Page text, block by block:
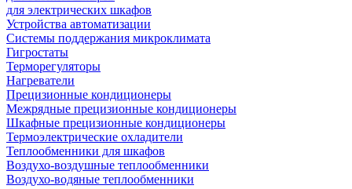
для электрических шкафов
Устройства автоматизации
Системы поддержания микроклимата
Гигростаты
Терморегуляторы
Нагреватели
Прецизионные кондиционеры
Mежрядные прецизионные кондиционеры
Шкафные прецизионные кондиционеры
Термоэлектрические охладители
Теплообменники для шкафов
Воздухо-воздушные теплообменники
Воздухо-водяные теплообменники